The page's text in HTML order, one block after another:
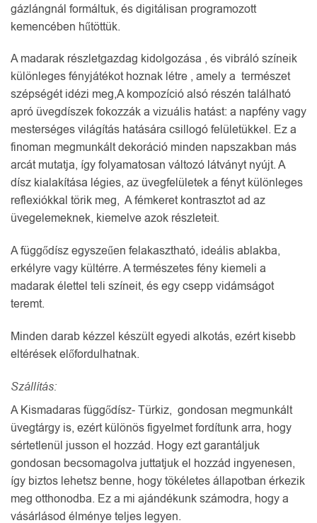
gázlángnál formáltuk, és digitálisan programozott
kemencében hűtöttük.
A madarak részletgazdag kidolgozása , és vibráló színeik
különleges fényjátékot hoznak létre , amely a természet
szépségét idézi meg,A kompozíció alsó részén található
apró üvegdíszek fokozzák a vizuális hatást: a napfény vagy
mesterséges világítás hatására csillogó felületükkel. Ez a
finoman megmunkált dekoráció minden napszakban más
arcát mutatja, így folyamatosan változó látványt nyújt. A
dísz kialakítása légies, az üvegfelületek a fényt különleges
reflexiókkal törik meg, A fémkeret kontrasztot ad az
üvegelemeknek, kiemelve azok részleteit.
A függődísz egyszeűen felakasztható, ideális ablakba,
erkélyre vagy kültérre. A természetes fény kiemeli a
madarak élettel teli színeit, és egy csepp vidámságot
teremt.
Minden darab kézzel készült egyedi alkotás, ezért kisebb
eltérések előfordulhatnak.
Szállítás:
A Kismadaras függődísz- Türkiz, gondosan megmunkált
üvegtárgy is, ezért különös figyelmet fordítunk arra, hogy
sértetlenül jusson el hozzád. Hogy ezt garantáljuk
gondosan becsomagolva juttatjuk el hozzád ingyenesen,
így biztos lehetsz benne, hogy tökéletes állapotban érkezik
meg otthonodba. Ez a mi ajándékunk számodra, hogy a
vásárlásod élménye teljes legyen.